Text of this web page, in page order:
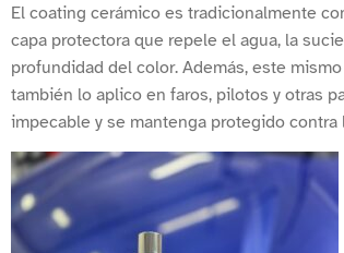
El coating cerámico es tradicionalmente
capa protectora que repele el agua, la
profundidad del color. Además, este
también lo aplico en faros, pilotos y otras
impecable y se mantenga protegido